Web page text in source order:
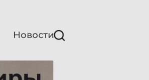
Новости